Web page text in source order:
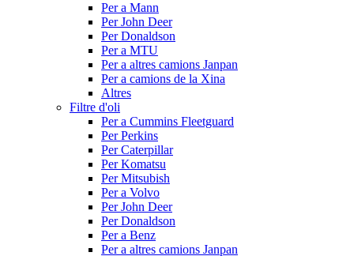
Per a Mann
Per John Deer
Per Donaldson
Per a MTU
Per a altres camions Janpan
Per a camions de la Xina
Altres
Filtre d'oli
Per a Cummins Fleetguard
Per Perkins
Per Caterpillar
Per Komatsu
Per Mitsubish
Per a Volvo
Per John Deer
Per Donaldson
Per a Benz
Per a altres camions Janpan